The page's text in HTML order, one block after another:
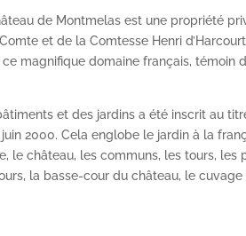
de Montmelas est une propriété
et de la Comtesse Henri
magnifique domaine français, témoin
et des jardins a été inscrit au
2000. Cela englobe le jardin à la
le château, les communs, les tours, les
la basse-cour du château, le cuvage